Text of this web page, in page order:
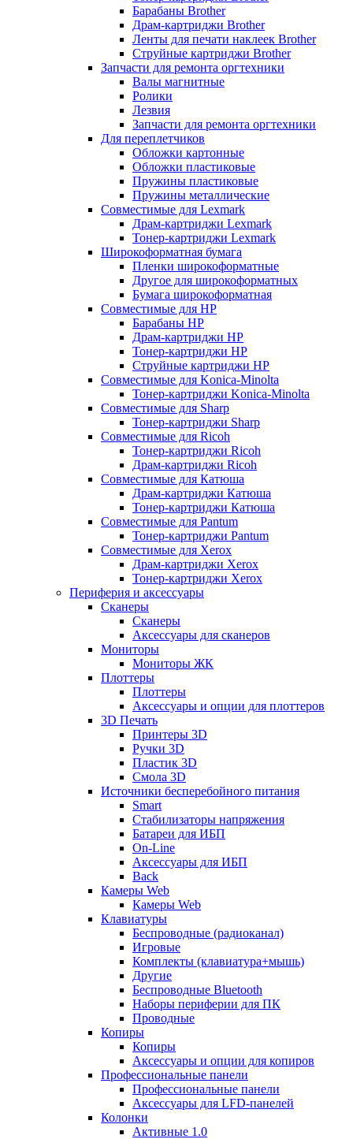
Барабаны Brother
Драм-картриджи Brother
Ленты для печати наклеек Brother
Струйные картриджи Brother
Запчасти для ремонта оргтехники
Валы магнитные
Ролики
Лезвия
Запчасти для ремонта оргтехники
Для переплетчиков
Обложки картонные
Обложки пластиковые
Пружины пластиковые
Пружины металлические
Совместимые для Lexmark
Драм-картриджи Lexmark
Тонер-картриджи Lexmark
Широкоформатная бумага
Пленки широкоформатные
Другое для широкоформатных
Бумага широкоформатная
Совместимые для HP
Барабаны HP
Драм-картриджи HP
Тонер-картриджи HP
Струйные картриджи HP
Совместимые для Konica-Minolta
Тонер-картриджи Konica-Minolta
Совместимые для Sharp
Тонер-картриджи Sharp
Совместимые для Ricoh
Тонер-картриджи Ricoh
Драм-картриджи Ricoh
Совместимые для Катюша
Драм-картриджи Катюша
Тонер-картриджи Катюша
Совместимые для Pantum
Тонер-картриджи Pantum
Совместимые для Xerox
Драм-картриджи Xerox
Тонер-картриджи Xerox
Периферия и аксессуары
Сканеры
Сканеры
Аксессуары для сканеров
Мониторы
Мониторы ЖК
Плоттеры
Плоттеры
Аксессуары и опции для плоттеров
3D Печать
Принтеры 3D
Ручки 3D
Пластик 3D
Смола 3D
Источники бесперебойного питания
Smart
Стабилизаторы напряжения
Батареи для ИБП
On-Line
Аксессуары для ИБП
Back
Камеры Web
Камеры Web
Клавиатуры
Беспроводные (радиоканал)
Игровые
Комплекты (клавиатура+мышь)
Другие
Беспроводные Bluetooth
Наборы периферии для ПК
Проводные
Копиры
Копиры
Аксессуары и опции для копиров
Профессиональные панели
Профессиональные панели
Аксессуары для LFD-панелей
Колонки
Активные 1.0